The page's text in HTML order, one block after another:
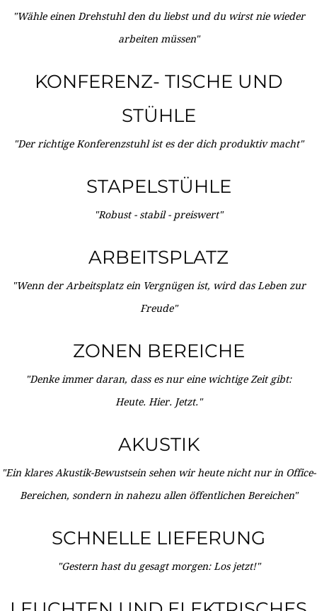
"Wähle einen Drehstuhl den du liebst und du wirst nie wieder
arbeiten müssen"
KONFERENZ- TISCHE UND
STÜHLE
"Der richtige Konferenzstuhl ist es der dich produktiv macht"
STAPELSTÜHLE
"Robust - stabil - preiswert"
ARBEITSPLATZ
"Wenn der Arbeitsplatz ein Vergnügen ist, wird das Leben zur
Freude"
ZONEN BEREICHE
"Denke immer daran, dass es nur eine wichtige Zeit gibt:
Heute. Hier. Jetzt."
AKUSTIK
"Ein klares Akustik-Bewustsein sehen wir heute nicht nur in Office-
Bereichen, sondern in nahezu allen öffentlichen Bereichen"
SCHNELLE LIEFERUNG
"Gestern hast du gesagt morgen: Los jetzt!"